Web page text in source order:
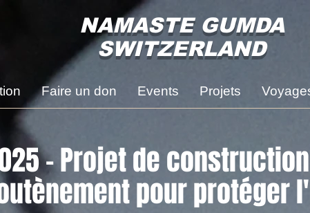
Faire un don Events Projets
NAMASTE GUMDA
SWITZERLAND
- Projet de
pour protéger